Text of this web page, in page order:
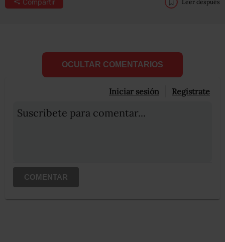
Leer después
OCULTAR COMENTARIOS
Iniciar sesión Registrate
Suscribete para comentar...
COMENTAR